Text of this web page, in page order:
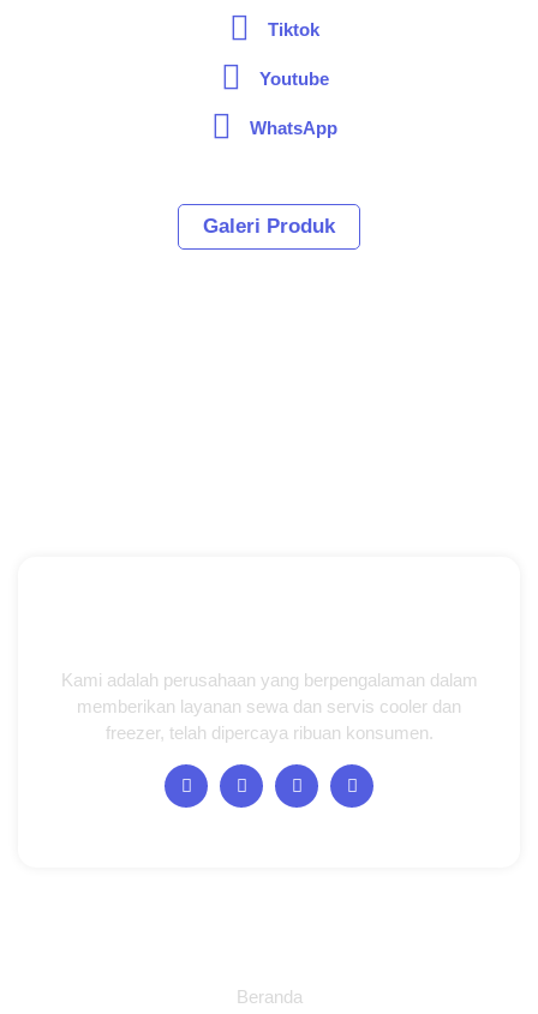
Tiktok
Youtube
WhatsApp
Galeri Produk
Kami adalah perusahaan yang berpengalaman dalam
memberikan layanan sewa dan servis cooler dan
freezer, telah dipercaya ribuan konsumen.
Beranda